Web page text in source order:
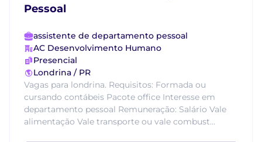
Pessoal
assistente de departamento pessoal
AC Desenvolvimento Humano
Presencial
Londrina / PR
Vagas para londrina. Requisitos: Formada ou
cursando contábeis Pacote office Interesse em
departamento pessoal Remuneração: Salário Vale
alimentação Vale transporte ou vale combust...